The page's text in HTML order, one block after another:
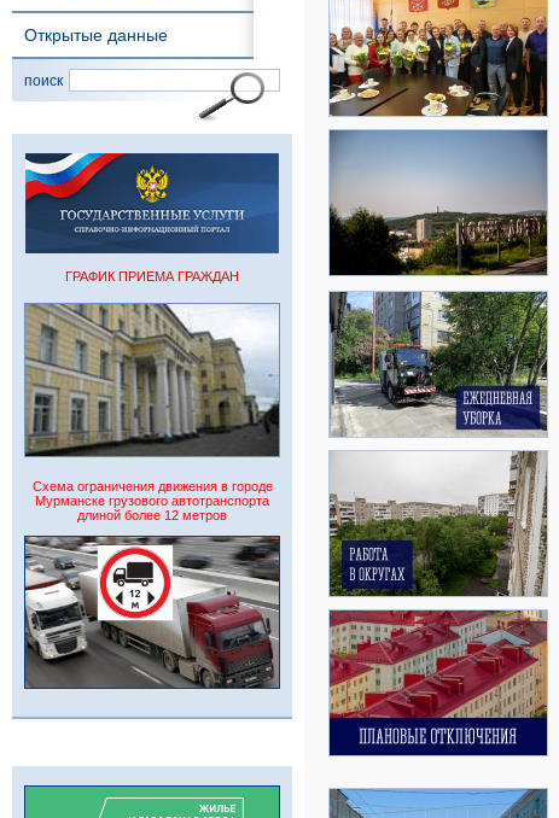
Открытые данные
поиск
ГРАФИК ПРИЕМА ГРАЖДАН
Схема ограничения движения в городе
Мурманске грузового автотранспорта
длиной более 12 метров